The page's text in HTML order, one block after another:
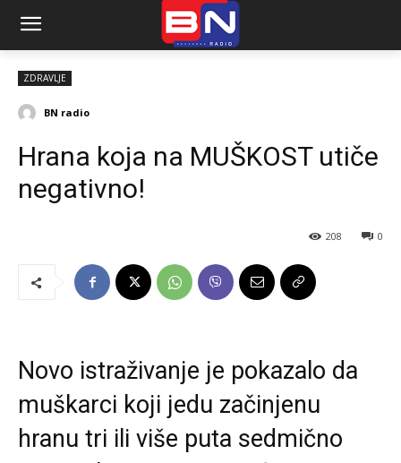
ZDRAVLJE
BN radio
Hrana koja na MUŠKOST utiče
negativno!
0
208
Novo istraživanje je pokazalo da
muškarci koji jedu začinjenu
hranu tri ili više puta sedmično